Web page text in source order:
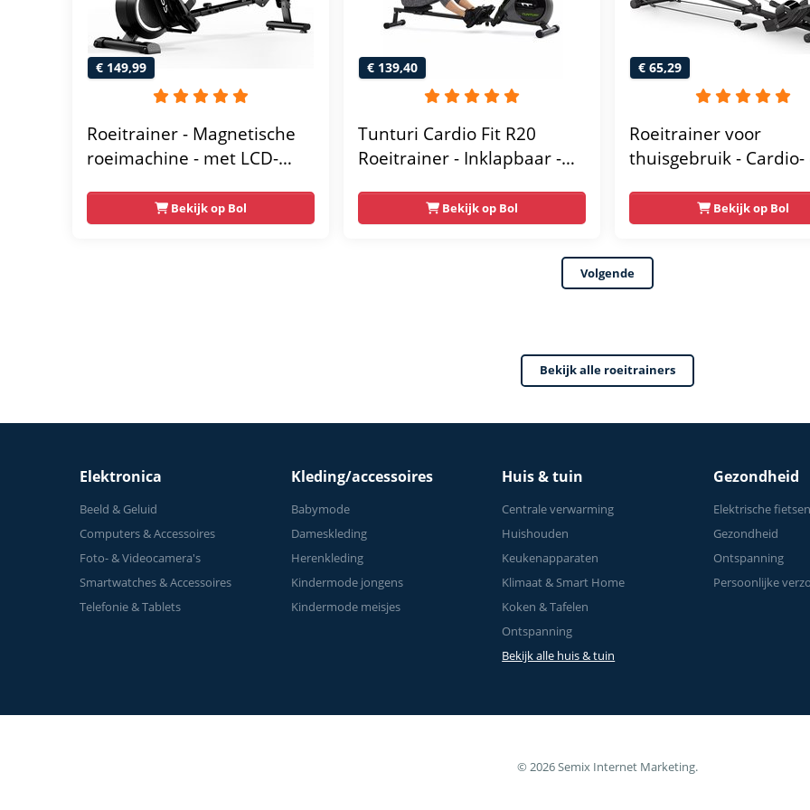
€ 149,99
Roeitrainer - Magnetische
roeimachine - met LCD-
weerstandsniveaus -
Maximale capaciteit 120KG
Bekijk op Bol
€ 139,40
Tunturi Cardio Fit R20
Roeitrainer - Inklapbaar -
weerstandsniveaus -
Roeiapparaat voor thuis -
Bekijk op Bol
€ 65,29
Roeitrainer voor
thuisgebruik - Cardio-
Roeimachine, LCD-
voor thuistraining,
Gewichtscapaciteit,
Complete
Bekijk op Bol
Volgende
Bekijk alle roeitrainers
Elektronica
Beeld & Geluid
Computers & Accessoires
Foto- & Videocamera's
Smartwatches & Accessoires
Telefonie & Tablets
Kleding/accessoires
Babymode
Dameskleding
Herenkleding
Kindermode jongens
Kindermode meisjes
Huis & tuin
Centrale verwarming
Huishouden
Keukenapparaten
Klimaat & Smart Home
Koken & Tafelen
Ontspanning
Bekijk alle huis & tuin
Gezondheid
Elektrische fietsen
Gezondheid
Ontspanning
Persoonlijke
© 2026 Semix Internet Marketing.